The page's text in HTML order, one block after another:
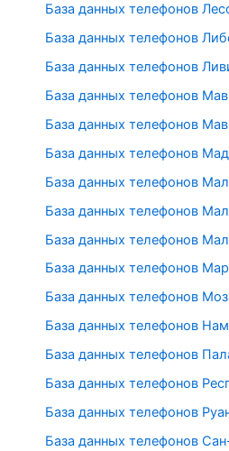
База данных телефонов
База данных телефонов
База данных телефонов
База данных телефонов
База данных телефонов
База данных телефонов
База данных телефонов
База данных телефонов
База данных телефонов
База данных телефонов
База данных телефонов
База данных телефонов
База данных телефонов
База данных телефонов
База данных телефонов
База данных телефонов